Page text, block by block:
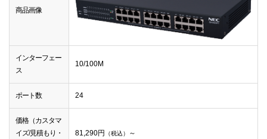
商品画像
インターフェー
ス
10/100M
ポート数 24
価格（カスタマ
イズ/見積もり・
81,290円 （税込） ～